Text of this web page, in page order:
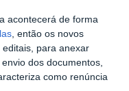
acontecerá de forma
s, então os novos
para anexar
dos documentos,
como renúncia